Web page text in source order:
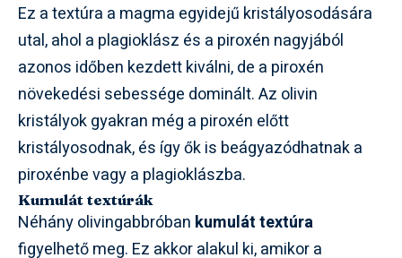
Ez a textúra a magma egyidejű kristályosodására
utal, ahol a plagioklász és a piroxén nagyjából
azonos időben kezdett kiválni, de a piroxén
növekedési sebessége dominált. Az olivin
kristályok gyakran még a piroxén előtt
kristályosodnak, és így ők is beágyazódhatnak a
piroxénbe vagy a plagioklászba.
Kumulát textúrák
Néhány olivingabbróban kumulát textúra
figyelhető meg. Ez akkor alakul ki, amikor a